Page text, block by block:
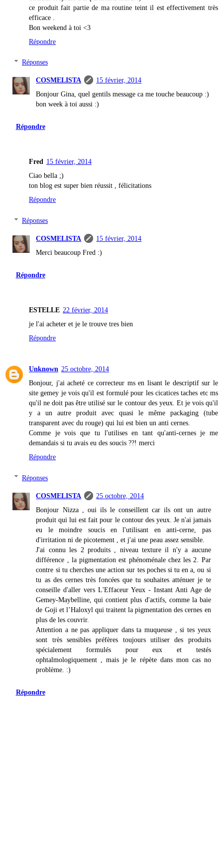
ce produit fait partie de ma routine teint il est effectivement très
efficace .
Bon weekend à toi <3
Répondre
Réponses
COSMELISTA
15 février, 2014
Bonjour Gina, quel gentils message ca me touche beaucoup :)
bon week à toi aussi :)
Répondre
Fred 15 février, 2014
Ciao bella ;)
ton blog est super bien réussit , félicitations
Répondre
Réponses
COSMELISTA
15 février, 2014
Merci beaucoup Fred :)
Répondre
ESTELLE 22 février, 2014
je l'ai acheter et je le trouve tres bien
Répondre
Unknown 25 octobre, 2014
Bonjour, j'ai acheté ce correcteur ms en lisant le descriptif sur le
site gemey je vois qu'il est formulé pour les cicatices taches etc ms
qu'il ne doit pas être utilisé sur le contour des yeux. Et je vois qu'il
y a un autre produit avec quasi le même packaging (tube
transparent avec du rouge) qui lui est bien un anti cernes.
Comme je vois que tu l'utilises en tant qu'anti-cernes je me
demandais si tu avais eu des soucis ??! merci
Répondre
Réponses
COSMELISTA
25 octobre, 2014
Bonjour Nizza , oui ils le conseillent car ils ont un autre
produit qui lui est fait pour le contour des yeux. Je n'ai jamais
eu le moindre soucis en l'utilisant en anti-cerne, pas
d'irritation ni de picotement , et j'ai une peau assez sensible.
J'ai connu les 2 produits , niveau texture il n'y a aucune
différence , la pigmentation est phénoménale chez les 2. Par
contre si tu cherches une action sur tes poches si tu en a, ou si
tu as des cernes très foncées que tu souhaites atténuer je te
conseille d'aller vers L'Effaceur Yeux - Instant Anti Age de
Gemey-Maybelline, qui contient plus d'actifs, comme la baie
de Goji et l’Haloxyl qui traitent la pigmentation des cernes en
plus de les couvrir.
Attention a ne pas appliquer dans ta muqueuse , si tes yeux
sont très sensibles préfères toujours utiliser des produits
spécialement formulés pour eux et testés
ophtalmologiquement , mais je le répète dans mon cas no
problème. :)
Répondre